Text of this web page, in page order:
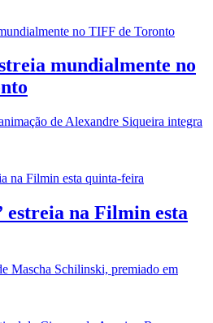
mundialmente no
de Alexandre Siqueira integra
estreia na Filmin esta
Mascha Schilinski, premiado em